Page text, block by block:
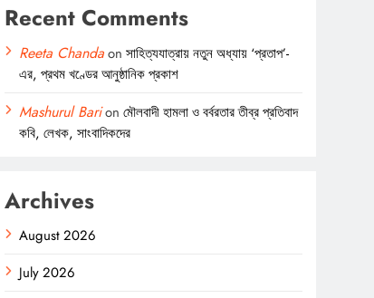
Recent Comments
Reeta Chandaonসাহিত্যযাত্রায় নতুন অধ্যায় ‘প্রতাপ’-
এর, প্রথম খণ্ডের আনুষ্ঠানিক প্রকাশ
Mashurul Barionমৌলবাদী হামলা ও বর্বরতার তীব্র প্রতিবাদ
কবি, লেখক, সাংবাদিকদের
Archives
August 2026
July 2026